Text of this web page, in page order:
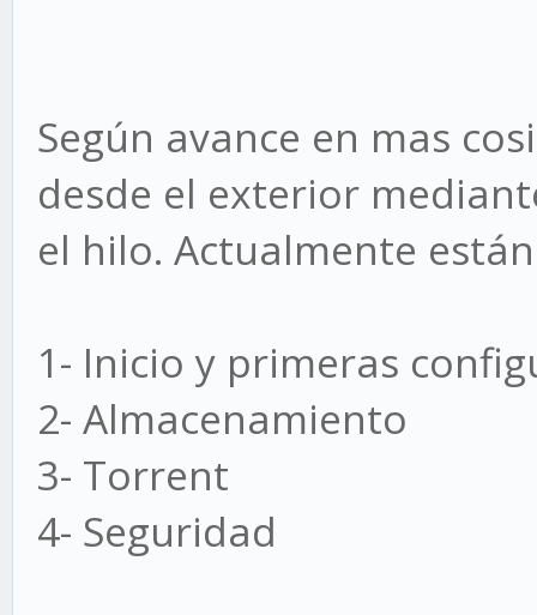
Según avance en mas
desde el exterior
el hilo. Actualmente
1- Inicio y primeras
2- Almacenamiento
3- Torrent
4- Seguridad